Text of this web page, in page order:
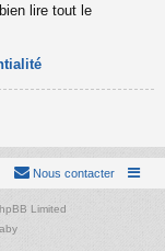
lire tout le
Nous contacter
Limited